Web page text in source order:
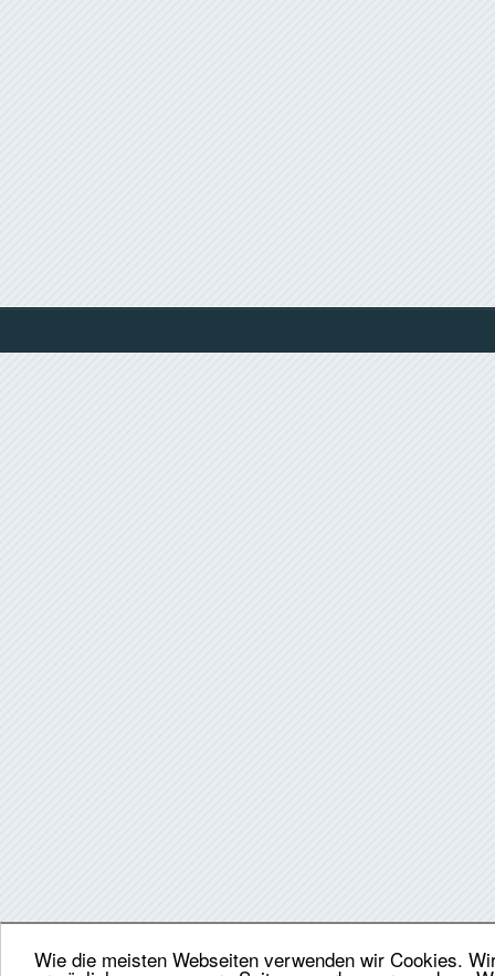
Wie die meisten Webseiten verwenden wir Cookies.